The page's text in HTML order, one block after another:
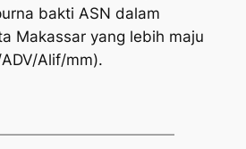
bakti ASN dalam
Makassar yang lebih maju
Alif/mm).